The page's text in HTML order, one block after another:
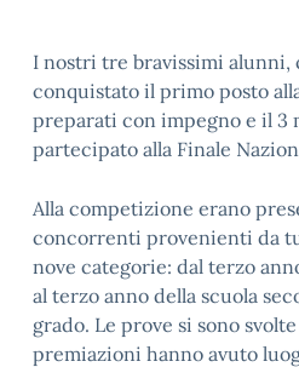
I nostri tre bravissimi alunni,
conquistato il primo posto
preparati con impegno e il 3
partecipato alla Finale
Alla competizione erano
concorrenti provenienti da
nove categorie: dal terzo
al terzo anno della scuola
grado. Le prove si sono
premiazioni hanno avuto